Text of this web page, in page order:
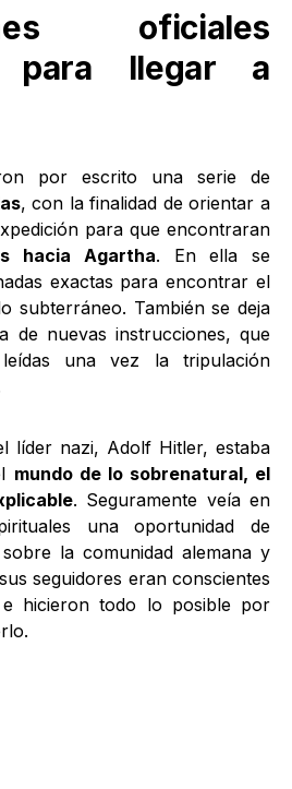
oficiales
para llegar a
por escrito una serie de
, con la finalidad de orientar a
para que encontraran
hacia Agartha. En ella se
exactas para encontrar el
subterráneo. También se deja
de nuevas instrucciones, que
una vez la tripulación
líder nazi, Adolf Hitler, estaba
mundo de lo sobrenatural, el
. Seguramente veía en
una oportunidad de
la comunidad alemana y
seguidores eran conscientes
hicieron todo lo posible por